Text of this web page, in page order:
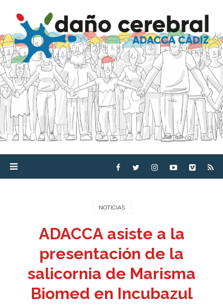
NOTICIAS
ADACCA asiste a la
presentación de la
salicornia de Marisma
Biomed en Incubazul